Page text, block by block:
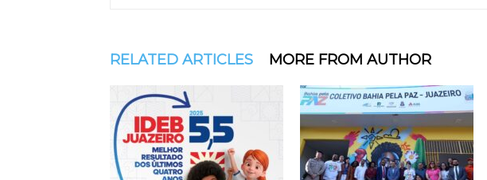
RELATED ARTICLES MORE FROM AUTHOR